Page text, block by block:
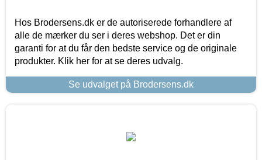
Hos Brodersens.dk er de autoriserede forhandlere af
alle de mærker du ser i deres webshop. Det er din
garanti for at du får den bedste service og de originale
produkter. Klik her for at se deres udvalg.
Se udvalget på Brodersens.dk